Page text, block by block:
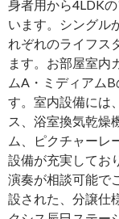
身者用から4LDK
います。シングル
れぞれのライフス
ます。お部屋室内
ムA・ミディアム
す。室内設備には
ス、浴室換気乾燥
ム、ピクチャーレ
設備が充実してお
演奏が相談可能で
設された、分譲仕